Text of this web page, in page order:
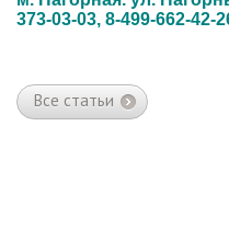
373-03-03, 8-499-662-42-
Все статьи